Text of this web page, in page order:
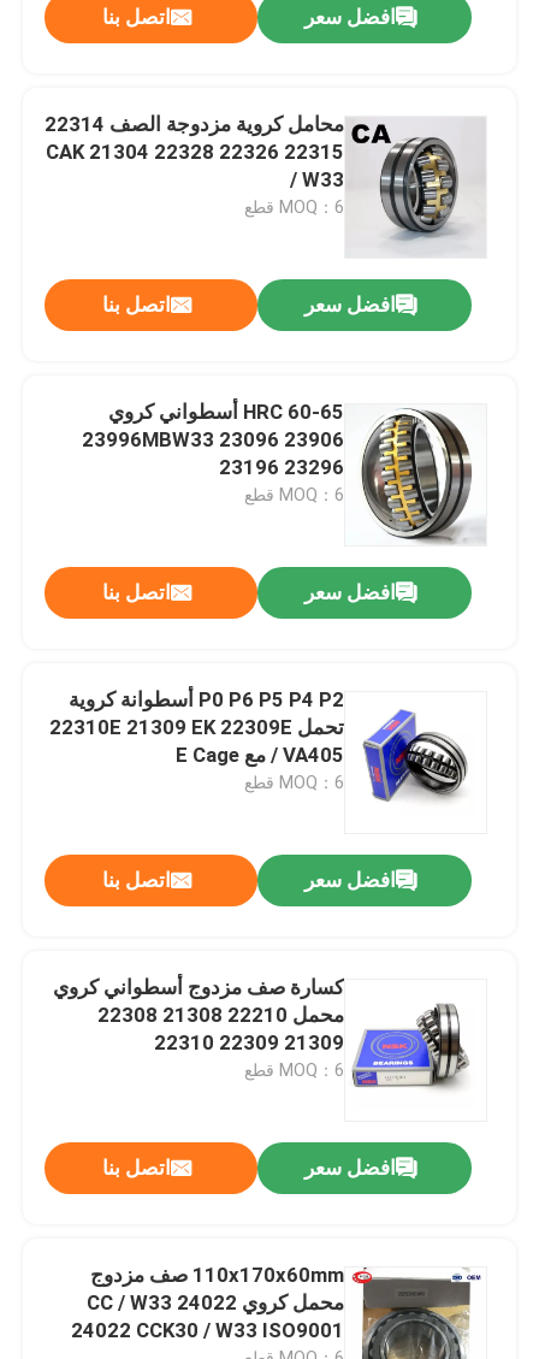
منتجات
جولة في المعمل
اتصل بنا
حالات
تفتق أسطواني
كروية أسطواني
افضل سعر اتصل بنا
محامل كروية مزدوجة الصف 22314
22315 22326 22328 21304 CAK
/ W33
MOQ：6 قطع
افضل سعر اتصل بنا
HRC 60-65 أسطواني كروي
23996MBW33 23096 23906
23196 23296
MOQ：6 قطع
افضل سعر اتصل بنا
P0 P6 P5 P4 P2 أسطوانة كروية
تحمل 22310E 21309 EK 22309E
/ VA405 مع E Cage
MOQ：6 قطع
افضل سعر اتصل بنا
كسارة صف مزدوج أسطواني كروي
محمل 22210 21308 22308
21309 22309 22310
MOQ：6 قطع
افضل سعر اتصل بنا
110x170x60mm صف مزدوج
محمل كروي 24022 CC / W33
24022 CCK30 / W33 ISO9001